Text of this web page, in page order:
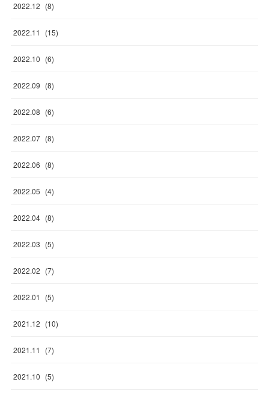
2022.12 (8)
2022.11 (15)
2022.10 (6)
2022.09 (8)
2022.08 (6)
2022.07 (8)
2022.06 (8)
2022.05 (4)
2022.04 (8)
2022.03 (5)
2022.02 (7)
2022.01 (5)
2021.12 (10)
2021.11 (7)
2021.10 (5)